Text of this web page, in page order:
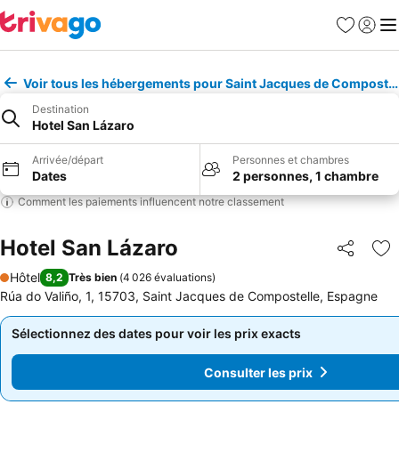
Favoris
Se
Voir tous les hébergements pour Saint Jacques de
Destination
Hotel San Lázaro
Arrivée/départ
Dates
Personnes et chambres
2 personnes, 1 chambre
Comment les paiements influencent notre classement
Hotel San Lázaro Partager
1 Étoiles
Hôtel 8,2 Très bien (4 026 évaluations)
Rúa do Valiño, 1, 15703, Saint Jacques de Compostelle, Espagne
Sélectionnez des dates pour voir les prix exacts
Consulter les prix
Sélectionnez des dates pour voir les prix exacts
Consulter les prix